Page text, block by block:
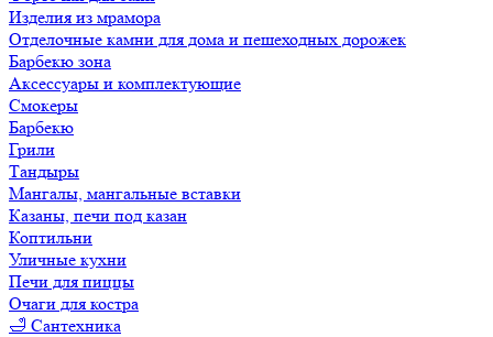
Изделия из мрамора
Отделочные камни для дома и пешеходных дорожек
Барбекю зона
Аксессуары и комплектующие
Смокеры
Барбекю
Грили
Тандыры
Мангалы, мангальные вставки
Казаны, печи под казан
Коптильни
Уличные кухни
Печи для пиццы
Очаги для костра
🛁 Сантехника